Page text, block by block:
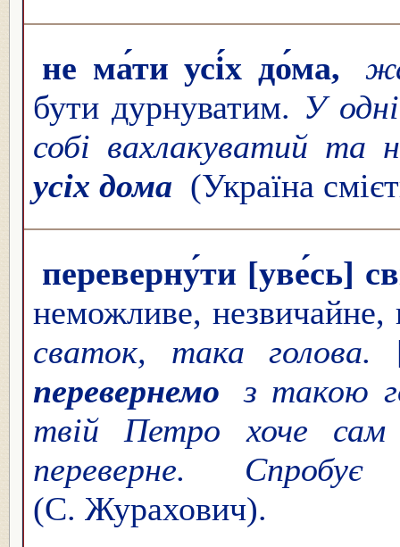
не ма́ти усі́х до́ма,
бути дурнуватим. У
собі вахлакуватий
усіх дома (Україна
переверну́ти [уве́сь]
неможливе, незвичайне,
сваток, така голова.
перевернемо
з такою
твій Петро хоче
переверне.
(С. Журахович).